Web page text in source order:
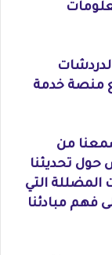
منصة خدمة
من
حول تحديثنا
المضللة التي
فهم مبادئنا